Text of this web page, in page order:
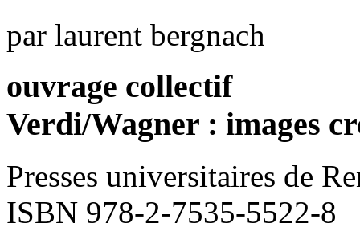
par laurent bergnach
ouvrage collectif
Verdi/Wagner : images
Presses universitaires de
ISBN 978-2-7535-5522-8